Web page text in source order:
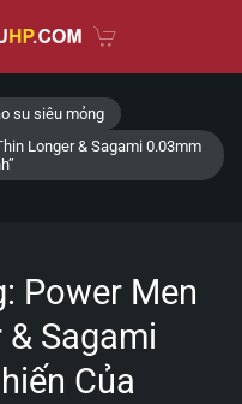
su siêu mỏng
Longer & Sagami 0.03mm
Power Men
Sagami
Của